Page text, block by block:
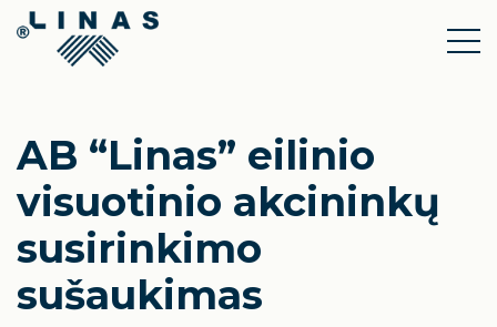
AB “Linas” eilinio
visuotinio akcininkų
susirinkimo
sušaukimas